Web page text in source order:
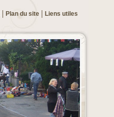
Liens utiles
Plan du site